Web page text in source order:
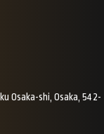
Osaka-shi, Osaka, 542-